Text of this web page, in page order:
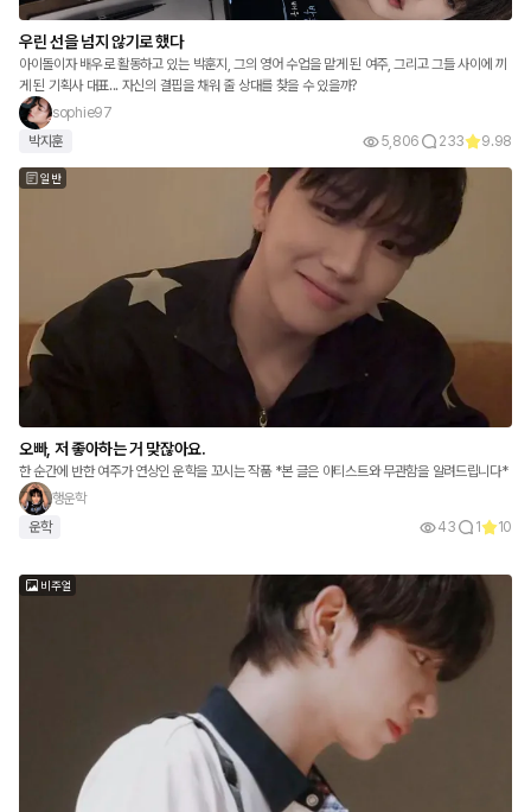
우린 선을 넘지 않기로 했다
아이돌이자 배우로 활동하고 있는 박훈지, 그의 영어 수업을 맡게 된 여주, 그리고 그들 사이에 끼
게 된 기획사 대표... 자신의 결핍을 채워 줄 상대를 찾을 수 있을까?
sophie97
박지훈
5,806 233 9.98
일반
오빠, 저 좋아하는 거 맞잖아요.
한 순간에 반한 여주가 연상인 운학을 꼬시는 작품 *본 글은 아티스트와 무관함을 알려드립니다*
행운학
운학
43 1 10
비주얼